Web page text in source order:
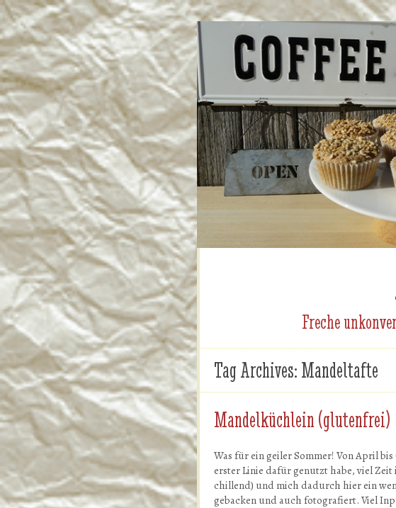
Freche
Tag Archives:Mandeltafte
Mandelküchlein (glutenfrei)
Was für ein geiler Sommer! Von April
erster Linie dafür genutzt habe, viel
chillend) und mich dadurch hier ein
gebacken und auch fotografiert. Viel